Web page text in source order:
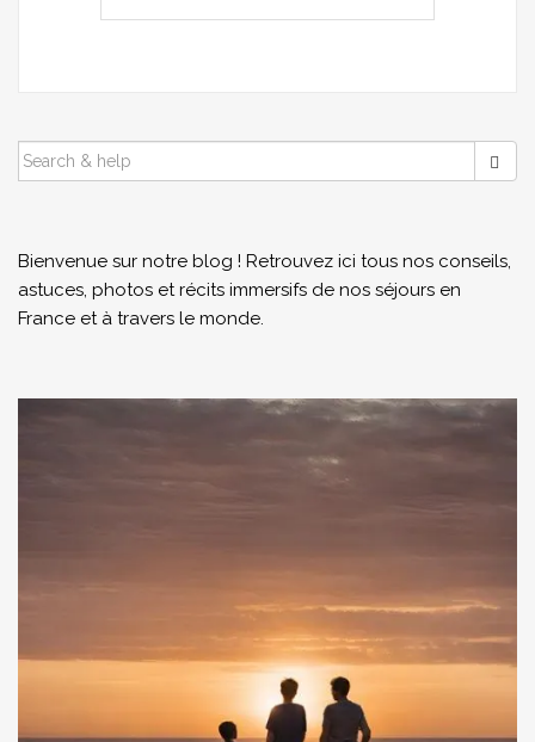
SEARCH
FOR:
Bienvenue sur notre blog ! Retrouvez ici tous nos conseils,
astuces, photos et récits immersifs de nos séjours en
France et à travers le monde.